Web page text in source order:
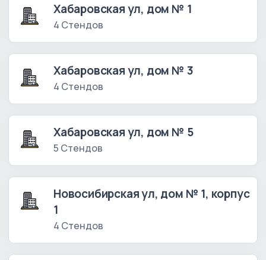
Хабаровская ул, дом № 1
4 Стендов
Хабаровская ул, дом № 3
4 Стендов
Хабаровская ул, дом № 5
5 Стендов
Новосибирская ул, дом № 1, корпус
1
4 Стендов